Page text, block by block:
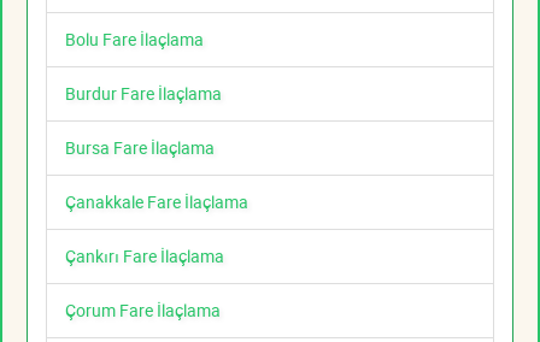
Bolu Fare İlaçlama
Burdur Fare İlaçlama
Bursa Fare İlaçlama
Çanakkale Fare İlaçlama
Çankırı Fare İlaçlama
Çorum Fare İlaçlama